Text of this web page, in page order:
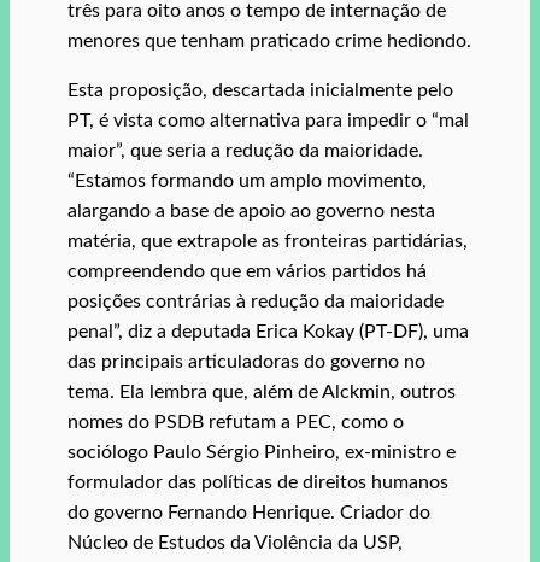
três para oito anos o tempo de internação de
menores que tenham praticado crime hediondo.
Esta proposição, descartada inicialmente pelo
PT, é vista como alternativa para impedir o “mal
maior”, que seria a redução da maioridade.
“Estamos formando um amplo movimento,
alargando a base de apoio ao governo nesta
matéria, que extrapole as fronteiras partidárias,
compreendendo que em vários partidos há
posições contrárias à redução da maioridade
penal”, diz a deputada Erica Kokay (PT-DF), uma
das principais articuladoras do governo no
tema. Ela lembra que, além de Alckmin, outros
nomes do PSDB refutam a PEC, como o
sociólogo Paulo Sérgio Pinheiro, ex-ministro e
formulador das políticas de direitos humanos
do governo Fernando Henrique. Criador do
Núcleo de Estudos da Violência da USP,